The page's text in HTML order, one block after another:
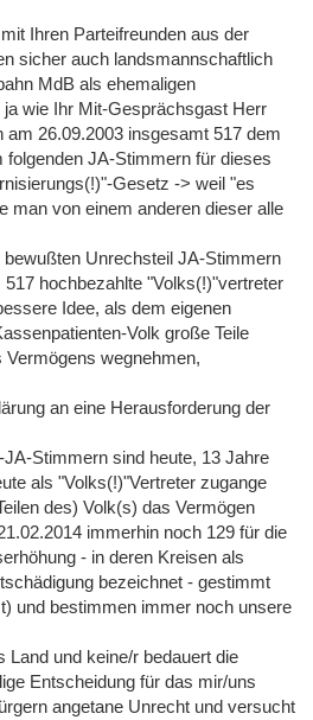
Ihren Parteifreunden aus der
sicher auch landsmannschaftlich
MdB als ehemaligen
wie Ihr Mit-Gesprächsgast Herr
am 26.09.2003 insgesamt 517 dem
folgenden JA-Stimmern für dieses
Gesetz -> weil "es
man von einem anderen dieser alle
Unrechsteil JA-Stimmern
hochbezahlte "Volks(!)"vertreter
Idee, als dem eigenen
Volk große Teile
wegnehmen,
an eine Herausforderung der
Stimmern sind heute, 13 Jahre
als "Volks(!)"Vertreter zugange
des) Volk(s) das Vermögen
immerhin noch 129 für die
- in deren Kreisen als
bezeichnet - gestimmt
und bestimmen immer noch unsere
Land und keine/r bedauert die
Entscheidung für das mir/uns
angetane Unrecht und versucht